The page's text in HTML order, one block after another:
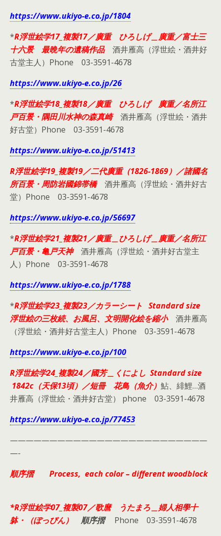
https://www.ukiyo-e.co.jp/1804
*R浮世絵学17_複製17／廣重 ひろしげ＿廣重／富士三
十六景 最晩年の遺稿作品酒井雁高（浮世絵・酒井好
古堂主人）Phone 03-3591-4678
https://www.ukiyo-e.co.jp/26
*R浮世絵学18_複製18／廣重 ひろしげ 廣重／名所江
戸百景・隅田川水神の森真崎酒井雁高（浮世絵・酒井
好古堂）Phone 03-3591-4678
https://www.ukiyo-e.co.jp/51413
R浮世絵学19_複製19／二代廣重（1826-1869）／諸國名
所百景・周防岩國錦帯橋酒井雁高（浮世絵・酒井好古
堂）Phone 03-3591-4678
https://www.ukiyo-e.co.jp/56697
*R浮世絵学21_複製21／廣重＿ひろしげ＿廣重／名所江
戸百景・亀戸天神酒井雁高（浮世絵・酒井好古堂主
人）Phone 03-3591-4678
https://www.ukiyo-e.co.jp/1788
*R浮世絵学23_複製23／カラーシート Standard size
浮世絵の三枚続、お風呂、文明開化絵を縮小酒井雁高
（浮世絵・酒井好古堂主人）Phone 03-3591-4678
https://www.ukiyo-e.co.jp/100
R浮世絵学24_複製24／國芳＿くによし Standard size
1842c（天保13頃）／短冊 花鳥（魚介） 鮎、緋鯉…酒
井雁高（浮世絵・酒井好古堂） phone 03-3591-4678
https://www.ukiyo-e.co.jp/77453
—————————————————————————
—-
順序摺 Process, each color – different woodblock
*R浮世絵学07_複製07／歌麿 うたまろ＿婦人相學十
躰・（ぽっぴん）
順序摺Phone 03-3591-4678